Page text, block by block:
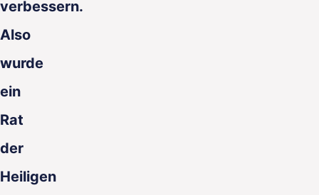
verbessern.
Also
wurde
ein
Rat
der
Heiligen